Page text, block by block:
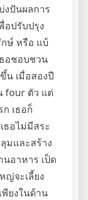
งปันผลการ
อปรับปรุง
ษ์ หรือ แบ้
ธอชอบชวน
น เมื่อสองปี
four ตัว แต่
เธอก็
ธอไม่มีสระ
มและสร้าง
นอาหาร เป็ด
ญ่จะเลี้ยง
พียงในด้าน